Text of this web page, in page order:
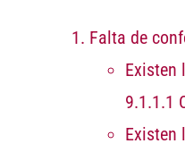
Falta de
Existen
9.1.1.1
Existen